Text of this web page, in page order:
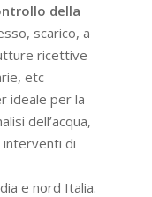
della
scarico, a
ricettive
etc
ideale per la
dell’acqua,
interventi di
e nord Italia.